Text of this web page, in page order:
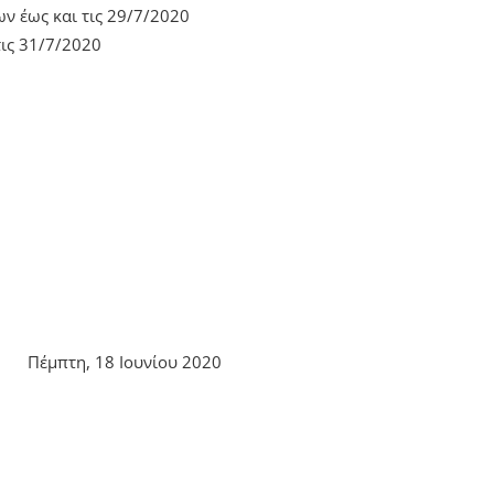
έως και τις 29/7/2020
31/7/2020
Πέμπτη, 18 Ιουνίου 2020